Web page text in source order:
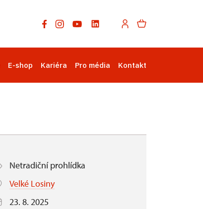
E-shop Kariéra Pro média Kontakt
Netradiční prohlídka
Velké Losiny
23. 8. 2025